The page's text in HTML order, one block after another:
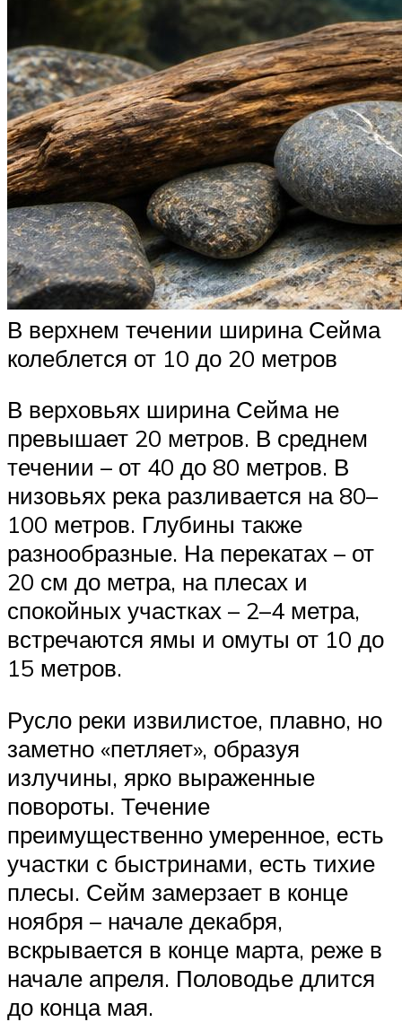
В верхнем течении ширина Сейма
колеблется от 10 до 20 метров
В верховьях ширина Сейма не
превышает 20 метров. В среднем
течении – от 40 до 80 метров. В
низовьях река разливается на 80–
100 метров. Глубины также
разнообразные. На перекатах – от
20 см до метра, на плесах и
спокойных участках – 2–4 метра,
встречаются ямы и омуты от 10 до
15 метров.
Русло реки извилистое, плавно, но
заметно «петляет», образуя
излучины, ярко выраженные
повороты. Течение
преимущественно умеренное, есть
участки с быстринами, есть тихие
плесы. Сейм замерзает в конце
ноября – начале декабря,
вскрывается в конце марта, реже в
начале апреля. Половодье длится
до конца мая.